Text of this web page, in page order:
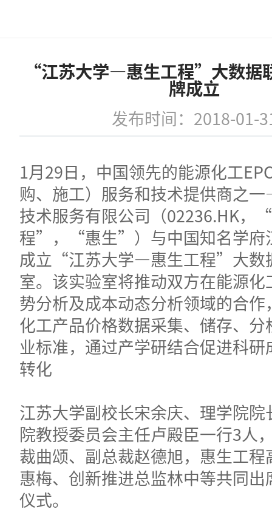
“江苏大学—惠生工程”大数据
牌成立
发布时间：2018-01-
1月29日，中国领先的能源化工
购、施工）服务和技术提供商之
技术服务有限公司（02236.HK，
程”，“惠生”）与中国知名学府
成立“江苏大学—惠生工程”大数
室。该实验室将推动双方在能源
势分析及成本动态分析领域的合
化工产品价格数据采集、储存、
业标准，通过产学研结合促进科
转化
江苏大学副校长宋余庆、理学院
院教授委员会主任卢殿臣一行3人
裁曲颂、副总裁赵德旭，惠生工
惠梅、创新推进总监林中等共同
仪式。